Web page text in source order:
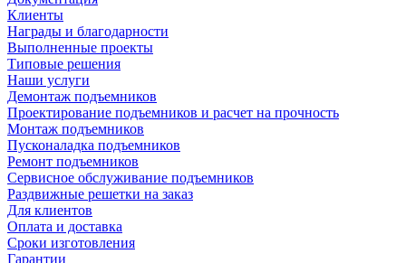
Клиенты
Награды и благодарности
Выполненные проекты
Типовые решения
Наши услуги
Демонтаж подъемников
Проектирование подъемников и расчет на прочность
Монтаж подъемников
Пусконаладка подъемников
Ремонт подъемников
Сервисное обслуживание подъемников
Раздвижные решетки на заказ
Для клиентов
Оплата и доставка
Сроки изготовления
Гарантии